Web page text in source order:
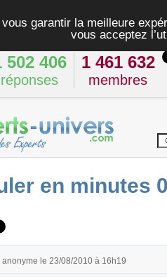
garantir la meilleure
vous acceptez
502 406
réponses
1 461 632
membres
en minutes
anonyme le 23/08/2010 à 16h19